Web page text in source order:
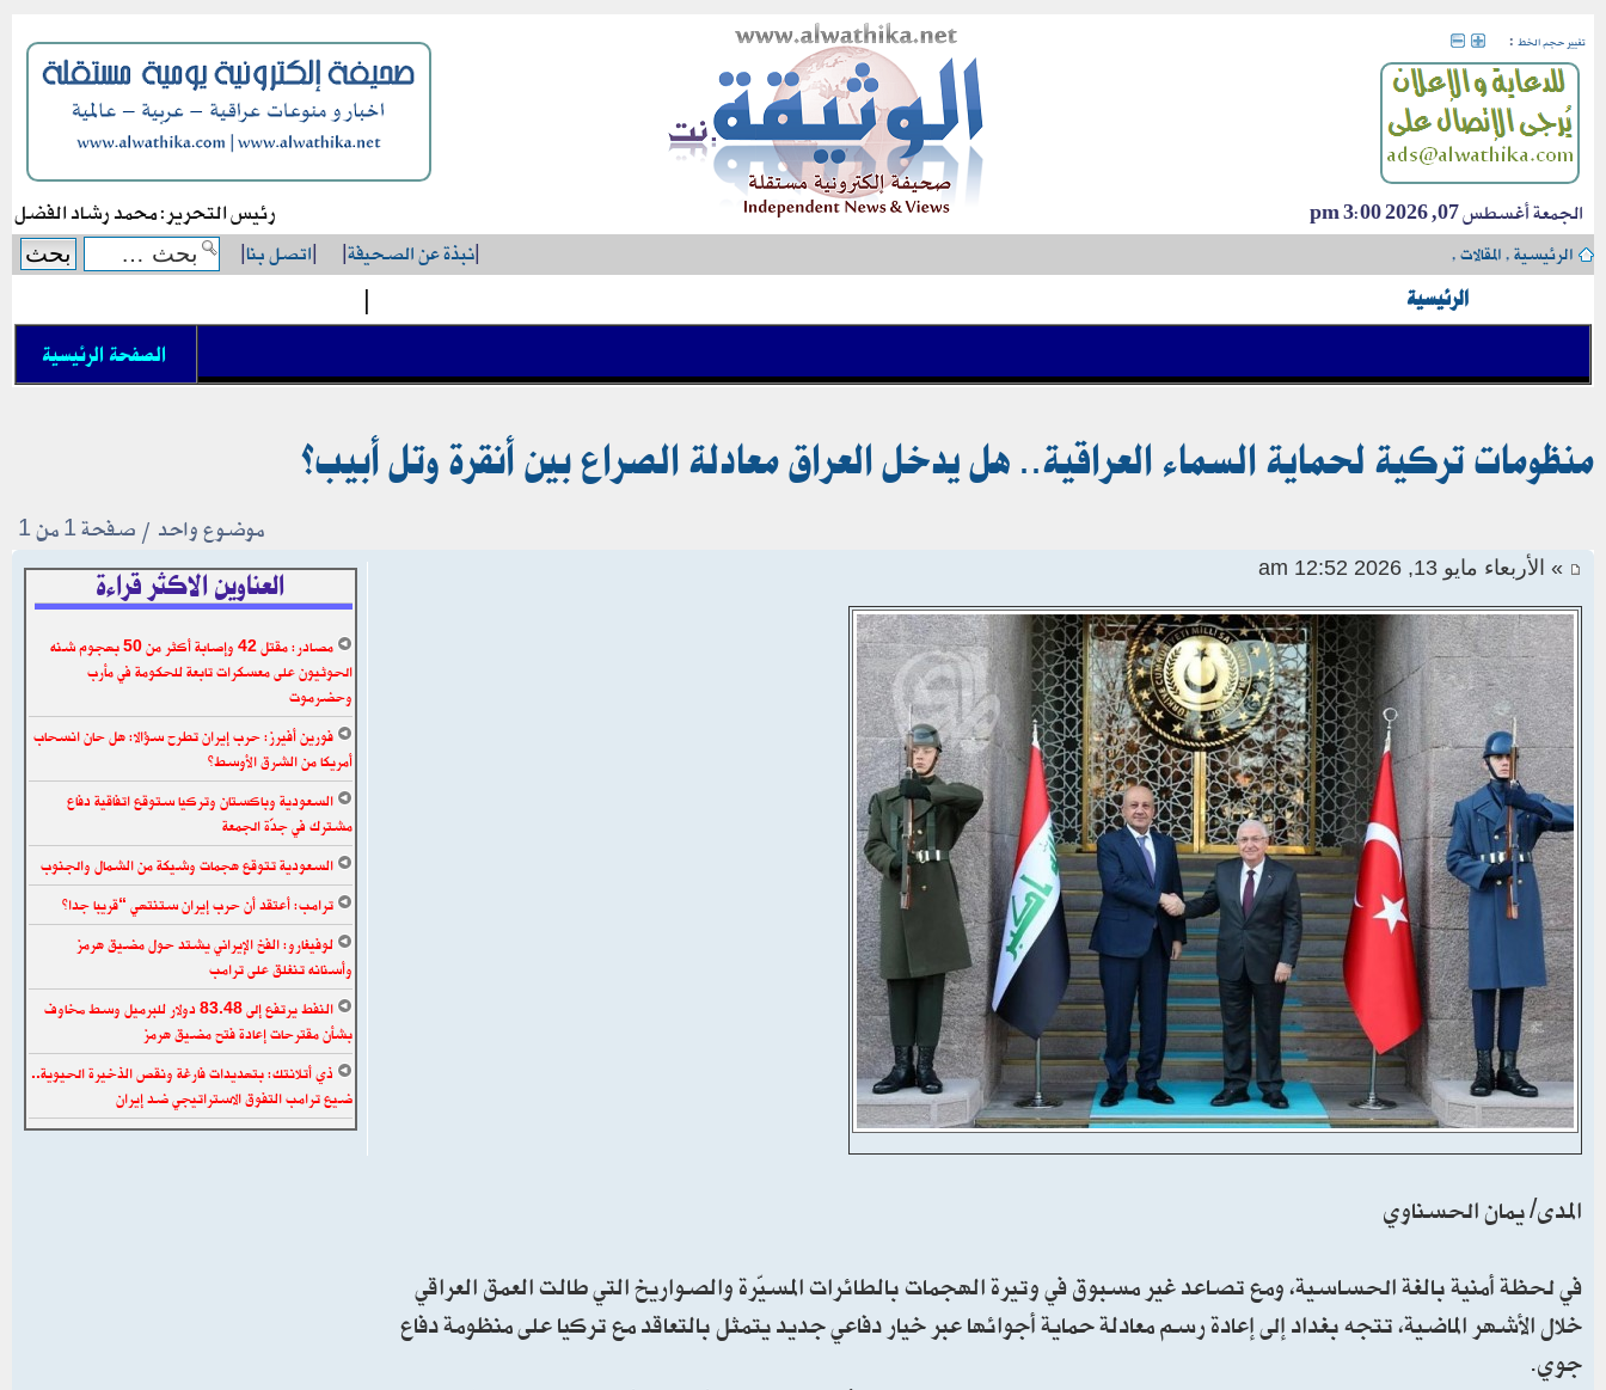
تغيير حجم الخط :
الجمعة أغسطس 07, 2026 3:00 pm رئيس التحرير: محمد رشاد الفضل
الرئيسية›المقالات›
|نبذة عن الصحيفة|
|اتصل بنا|
الرئيسية |
الصفحة الرئيسية
منظومات تركية لحماية السماء العراقية.. هل يدخل العراق معادلة الصراع بين أنقرة وتل أبيب؟
موضوع واحد • صفحة1من1
» الأربعاء مايو 13, 2026 12:52 am
المدى/ يمان الحسناوي
في لحظة أمنية بالغة الحساسية، ومع تصاعد غير مسبوق في وتيرة الهجمات بالطائرات المسيّرة والصواريخ التي طالت العمق العراقي
خلال الأشهر الماضية، تتجه بغداد إلى إعادة رسم معادلة حماية أجوائها عبر خيار دفاعي جديد يتمثل بالتعاقد مع تركيا على منظومة دفاع
جوي.
العناوين الاكثر قراءة
مصادر: مقتل 42 وإصابة أكثر من 50 بهجوم شنه
الحوثيون على معسكرات تابعة للحكومة في مأرب
وحضرموت
فورين أفيرز: حرب إيران تطرح سؤالا: هل حان انسحاب
أمريكا من الشرق الأوسط؟
السعودية وباكستان وتركيا ستوقع اتفاقية دفاع
مشترك في جدّة الجمعة
السعودية تتوقع هجمات وشيكة من الشمال والجنوب
ترامب: أعتقد أن حرب إيران ستنتهي “قريبا جدا”
لوفيغارو: الفخ الإيراني يشتد حول مضيق هرمز
وأسنانه تنغلق على ترامب
النفط يرتفع إلى 83.48 دولار للبرميل وسط مخاوف
بشأن مقترحات إعادة فتح مضيق هرمز
ذي أتلانتك: بتهديدات فارغة ونقص الذخيرة الحيوية..
ضيع ترامب التفوق الاستراتيجي ضد إيران